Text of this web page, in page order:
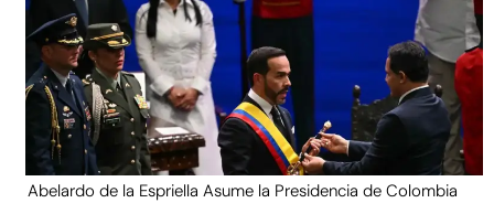
Abelardo de la Espriella Asume la Presidencia de Colombia